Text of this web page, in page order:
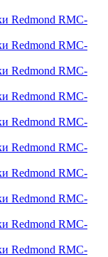
Redmond RMC-
Redmond RMC-
Redmond RMC-
Redmond RMC-
Redmond RMC-
Redmond RMC-
Redmond RMC-
Redmond RMC-
Redmond RMC-
Redmond RMC-